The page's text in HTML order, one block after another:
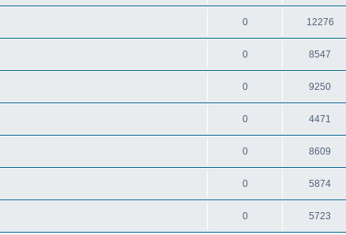
0 12276
0 8547
0 9250
0 4471
0 8609
0 5874
0 5723